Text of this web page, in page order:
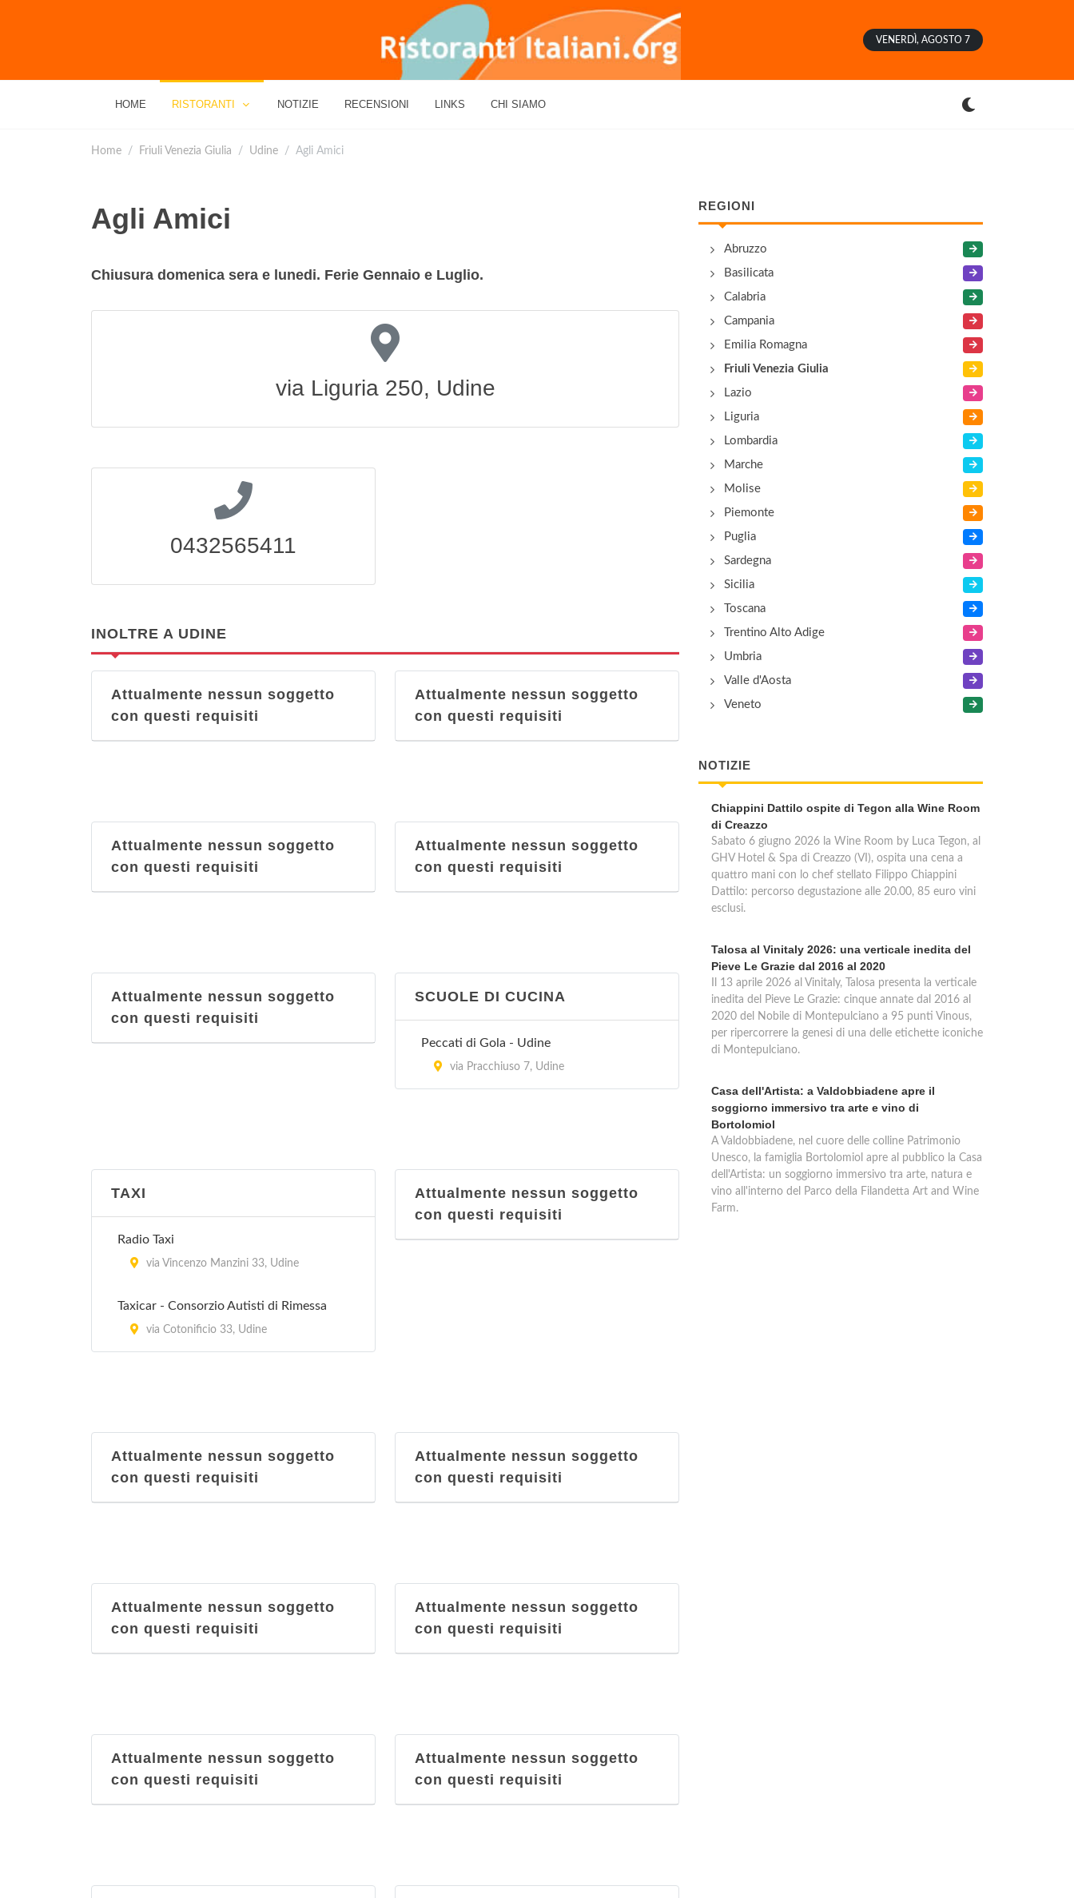
VENERDÌ, AGOSTO 7
HOME RISTORANTI NOTIZIE RECENSIONI LINKS CHI SIAMO
Home Friuli Venezia Giulia Udine Agli Amici
Agli Amici
Chiusura domenica sera e lunedi. Ferie Gennaio e Luglio.
via Liguria 250, Udine
0432565411
INOLTRE A UDINE
Attualmente nessun soggetto
con questi requisiti
Attualmente nessun soggetto
con questi requisiti
Attualmente nessun soggetto
con questi requisiti
Attualmente nessun soggetto
con questi requisiti
Attualmente nessun soggetto
con questi requisiti
SCUOLE DI CUCINA
Peccati di Gola - Udine
via Pracchiuso 7, Udine
TAXI
Radio Taxi
via Vincenzo Manzini 33, Udine
Taxicar - Consorzio Autisti di Rimessa
via Cotonificio 33, Udine
Attualmente nessun soggetto
con questi requisiti
Attualmente nessun soggetto
con questi requisiti
Attualmente nessun soggetto
con questi requisiti
Attualmente nessun soggetto
con questi requisiti
Attualmente nessun soggetto
con questi requisiti
Attualmente nessun soggetto
con questi requisiti
Attualmente nessun soggetto
con questi requisiti
REGIONI
Abruzzo
Basilicata
Calabria
Campania
Emilia Romagna
Friuli Venezia Giulia
Lazio
Liguria
Lombardia
Marche
Molise
Piemonte
Puglia
Sardegna
Sicilia
Toscana
Trentino Alto Adige
Umbria
Valle d'Aosta
Veneto
NOTIZIE
Chiappini Dattilo ospite di Tegon alla Wine Room
di Creazzo
Sabato 6 giugno 2026 la Wine Room by Luca Tegon, al
GHV Hotel & Spa di Creazzo (VI), ospita una cena a
quattro mani con lo chef stellato Filippo Chiappini
Dattilo: percorso degustazione alle 20.00, 85 euro vini
esclusi.
Talosa al Vinitaly 2026: una verticale inedita del
Pieve Le Grazie dal 2016 al 2020
Il 13 aprile 2026 al Vinitaly, Talosa presenta la verticale
inedita del Pieve Le Grazie: cinque annate dal 2016 al
2020 del Nobile di Montepulciano a 95 punti Vinous,
per ripercorrere la genesi di una delle etichette iconiche
di Montepulciano.
Casa dell'Artista: a Valdobbiadene apre il
soggiorno immersivo tra arte e vino di
Bortolomiol
A Valdobbiadene, nel cuore delle colline Patrimonio
Unesco, la famiglia Bortolomiol apre al pubblico la Casa
dell'Artista: un soggiorno immersivo tra arte, natura e
vino all'interno del Parco della Filandetta Art and Wine
Farm.